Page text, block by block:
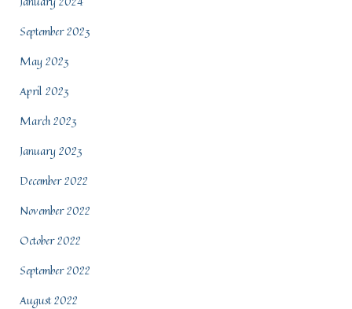
September 2023
May 2023
April 2023
March 2023
January 2023
December 2022
November 2022
October 2022
September 2022
August 2022